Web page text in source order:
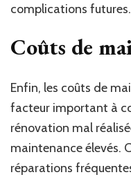
complications futures.
Coûts de
Enfin, les coûts de
facteur important à
rénovation mal
maintenance élevés.
réparations